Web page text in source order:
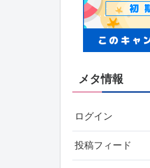
メタ情報
ログイン
投稿フィード